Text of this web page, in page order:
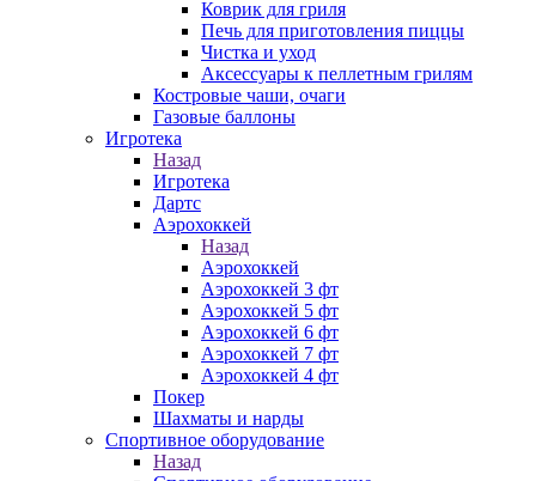
Коврик для гриля
Печь для приготовления пиццы
Чистка и уход
Аксессуары к пеллетным грилям
Костровые чаши, очаги
Газовые баллоны
Игротека
Назад
Игротека
Дартс
Аэрохоккей
Назад
Аэрохоккей
Аэрохоккей 3 фт
Аэрохоккей 5 фт
Аэрохоккей 6 фт
Аэрохоккей 7 фт
Аэрохоккей 4 фт
Покер
Шахматы и нарды
Спортивное оборудование
Назад